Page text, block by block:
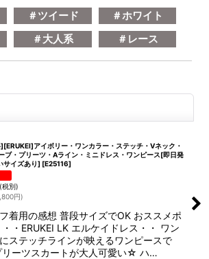
＃ツイード
＃ホワイト
＃大人系 ＃レース
アイボリー・ワンカラー・ステッチ・Vネック・
ブ・プリーツ・Aライン・ミニドレス・ワンピース[即日発
サイズあり] [E25116]
(税別)
円)
着用の感想 普段サイズでOK おススメポ
・ERUKEI LK エルケイドレス・・ ワン
ステッチラインが映えるワンピースで
リーツスカートが大人可愛い☆ ハ…